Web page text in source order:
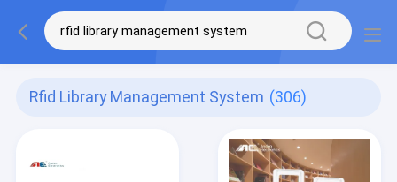
Rfid Library Management System (306)